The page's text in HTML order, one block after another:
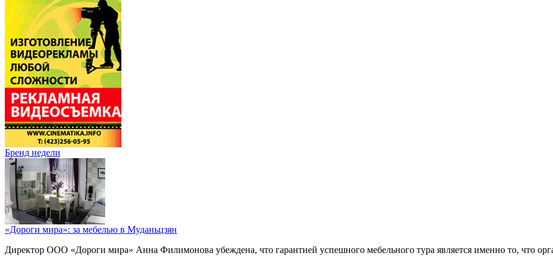
Бренд недели
«Дороги мира»: за мебелью в Муданьцзян
Директор ООО «Дороги мира» Анна Филимонова убеждена, что гарантией успешного мебельного тура является именно то, что